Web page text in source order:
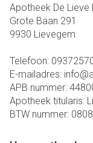
Apotheek De Lieve
Grote Baan 291
9930 Lievegem
Telefoon:
E-mailadres: info@
APB nummer:
Apotheek titularis:
BTW nummer: